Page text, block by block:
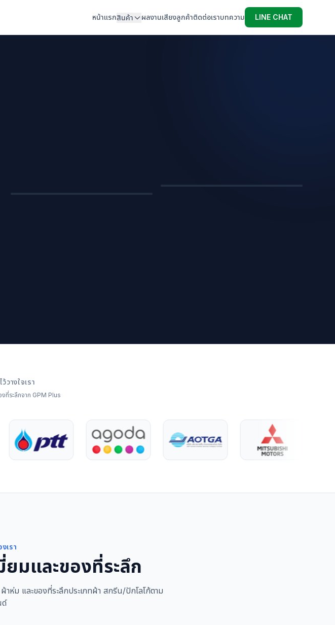
หน้าแรกสินค้า ผลงานเสียงลูกค้าติดต่อเราบทความ LINE CHAT
วางใจเรา
งที่ระลึกจาก GPM Plus
เรา
มและของที่ระลึก
ห่ม และของที่ระลึกประเภทผ้า สกรีน/ปักโลโก้ตาม
ด์